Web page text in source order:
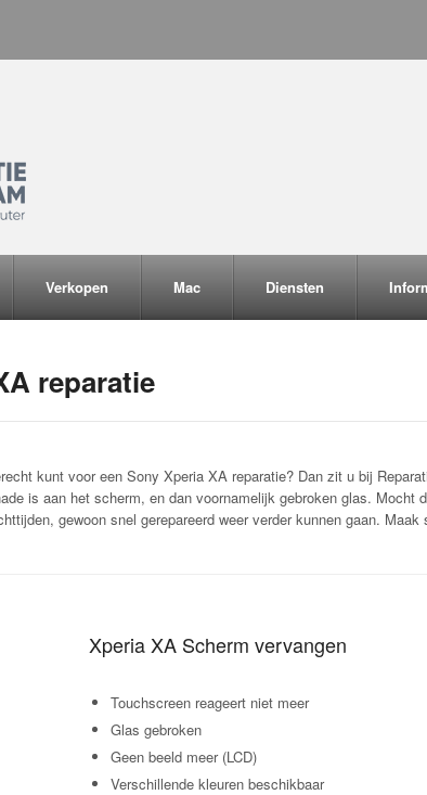
Verkopen Mac Diensten
reparatie
kunt voor een Sony Xperia XA reparatie? Dan zit u bij
is aan het scherm, en dan voornamelijk gebroken glas. Mocht
gewoon snel gerepareerd weer verder kunnen gaan.
Xperia XA Scherm vervangen
Touchscreen reageert niet meer
Glas gebroken
Geen beeld meer (LCD)
Verschillende kleuren beschikbaar